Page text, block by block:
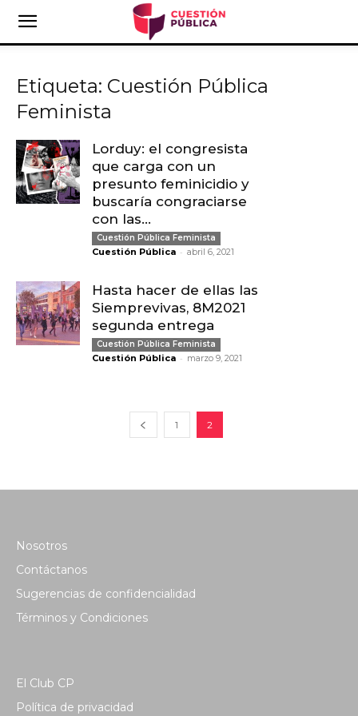
Etiqueta: Cuestión Pública
Feminista
Lorduy: el congresista
que carga con un
presunto feminicidio y
buscaría congraciarse
con las...
Cuestión Pública Feminista
Cuestión Pública - abril 6, 2021
Hasta hacer de ellas las
Siemprevivas, 8M2021
segunda entrega
Cuestión Pública Feminista
Cuestión Pública - marzo 9, 2021
1 2
Nosotros
Contáctanos
Sugerencias de confidencialidad
Términos y Condiciones
El Club CP
Política de privacidad